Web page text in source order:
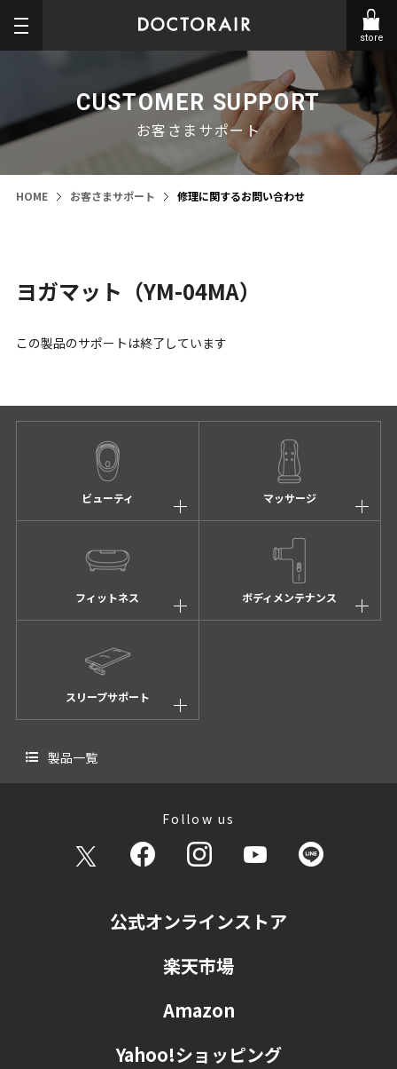
store
CUSTOMER SUPPORT
お客さまサポート
HOME お客さまサポート 修理に関するお問い合わせ
ヨガマット（YM-04MA）
この製品のサポートは終了しています
ビューティ マッサージ
フィットネス ボディメンテナンス
スリープサポート
製品一覧
Follow us
公式オンラインストア
楽天市場
Amazon
Yahoo!ショッピング